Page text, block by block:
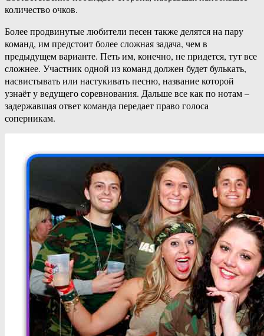
количество очков.
Более продвинутые любители песен также делятся на пару
команд, им предстоит более сложная задача, чем в
предыдущем варианте. Петь им, конечно, не придется, тут все
сложнее. Участник одной из команд должен будет булькать,
насвистывать или настукивать песню, название которой
узнаёт у ведущего соревнования. Дальше все как по нотам –
задержавшая ответ команда передает право голоса
соперникам.